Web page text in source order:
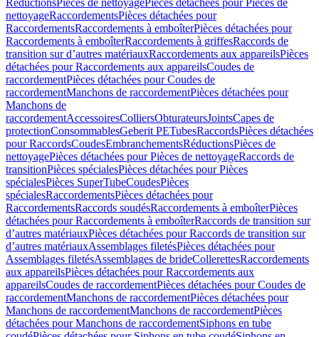
RéductionsPièces de nettoyagePièces détachées pour Pièces de
nettoyageRaccordementsPièces détachées pour
RaccordementsRaccordements à emboîterPièces détachées pour
Raccordements à emboîterRaccordements à griffesRaccords de
transition sur d’autres matériauxRaccordements aux appareilsPièces
détachées pour Raccordements aux appareilsCoudes de
raccordementPièces détachées pour Coudes de
raccordementManchons de raccordementPièces détachées pour
Manchons de
raccordementAccessoiresColliersObturateursJointsCapes de
protectionConsommablesGeberit PETubesRaccordsPièces détachées
pour RaccordsCoudesEmbranchementsRéductionsPièces de
nettoyagePièces détachées pour Pièces de nettoyageRaccords de
transitionPièces spécialesPièces détachées pour Pièces
spécialesPièces SuperTubeCoudesPièces
spécialesRaccordementsPièces détachées pour
RaccordementsRaccords soudésRaccordements à emboîterPièces
détachées pour Raccordements à emboîterRaccords de transition sur
d’autres matériauxPièces détachées pour Raccords de transition sur
d’autres matériauxAssemblages filetésPièces détachées pour
Assemblages filetésAssemblages de brideCollerettesRaccordements
aux appareilsPièces détachées pour Raccordements aux
appareilsCoudes de raccordementPièces détachées pour Coudes de
raccordementManchons de raccordementPièces détachées pour
Manchons de raccordementManchons de raccordementPièces
détachées pour Manchons de raccordementSiphons en tube